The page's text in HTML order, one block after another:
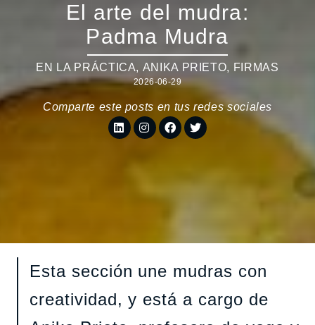
El arte del mudra:
Padma Mudra
EN LA PRÁCTICA, ANIKA PRIETO, FIRMAS
2026-06-29
Comparte este posts en tus redes sociales
Esta sección une mudras con
creatividad, y está a cargo de